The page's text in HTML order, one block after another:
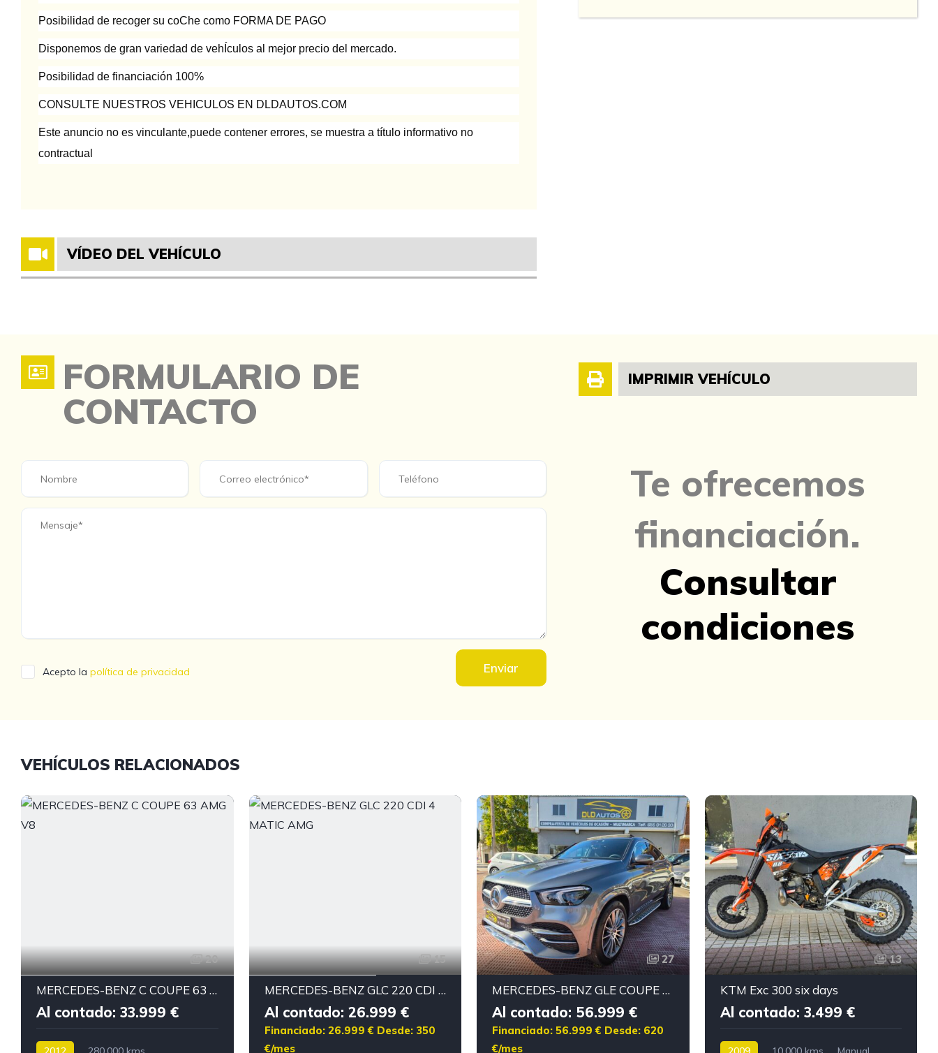
Posibilidad de recoger su coChe como FORMA DE PAGO
Disponemos de gran variedad de vehÍculos al mejor precio del mercado.
Posibilidad de financiación 100%
CONSULTE NUESTROS VEHICULOS EN DLDAUTOS.COM
Este anuncio no es vinculante,puede contener errores, se muestra a título informativo no
contractual
VÍDEO DEL VEHÍCULO
FORMULARIO DE
CONTACTO
Acepto la política de privacidad Enviar
IMPRIMIR VEHÍCULO
Te ofrecemos
financiación.
Consultar
condiciones
VEHÍCULOS RELACIONADOS
20
MERCEDES-BENZ C COUPE 63 AMG V8
Al contado: 33.999 €
15
MERCEDES-BENZ GLC 220 CDI 4 MATIC AMG
Al contado: 26.999 €
Financiado: 26.999 € Desde: 350
€/mes
27
MERCEDES-BENZ GLE COUPE 350
Al contado: 56.999 €
Financiado: 56.999 € Desde: 620
€/mes
13
KTM Exc 300 six days
Al contado: 3.499 €